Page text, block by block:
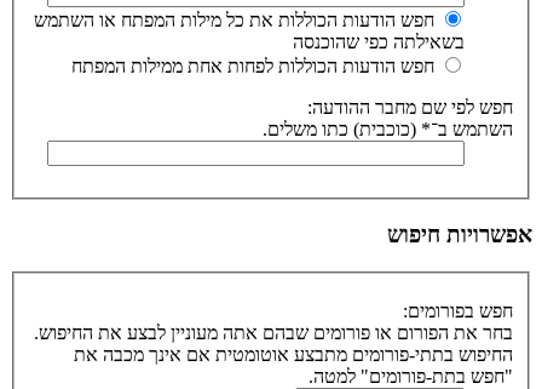
חפש הודעות הכוללות את כל מילות המפתח או השתמש
בשאילתה כפי שהוכנסה
חפש הודעות הכוללות לפחות אחת ממילות המפתח
חפש לפי שם מחבר ההודעה:
השתמש ב־* (כוכבית) כתו משלים.
אפשרויות חיפוש
חפש בפורומים:
בחר את הפורום או פורומים שבהם אתה מעוניין לבצע את החיפוש.
החיפוש בתתי-פורומים מתבצע אוטומטית אם אינך מכבה את
"חפש בתת-פורומים" למטה.